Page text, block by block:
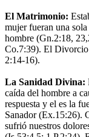
El Matrimonio:
mujer fueran una
hombre (Gn.2:18,
Co.7:39). El Divorcio
2:14-16).
La Sanidad Divina:
caída del hombre a
respuesta y el es la
Sanador (Ex.15:26).
sufrió nuestros